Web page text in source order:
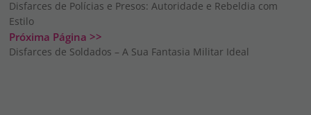
Disfarces de Polícias e Presos: Autoridade e Rebeldia com
Estilo
Próxima Página >>
Disfarces de Soldados – A Sua Fantasia Militar Ideal